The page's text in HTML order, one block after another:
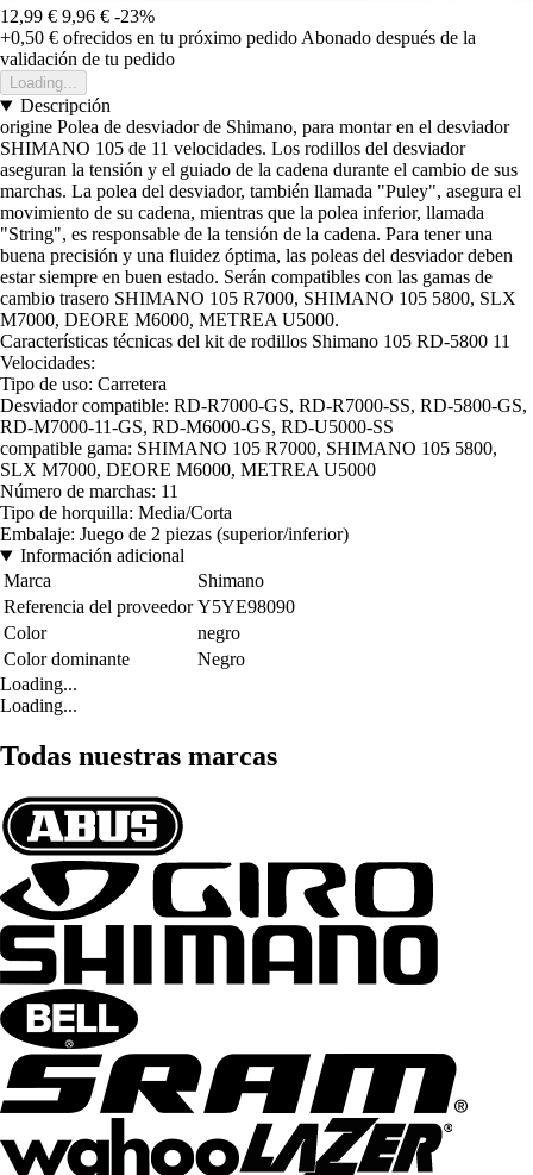
12,99 € 9,96 € -23%
+0,50 € ofrecidos en tu próximo pedido Abonado después de la
validación de tu pedido
Loading...
Descripción
origine Polea de desviador de Shimano, para montar en el desviador
SHIMANO 105 de 11 velocidades. Los rodillos del desviador
aseguran la tensión y el guiado de la cadena durante el cambio de sus
marchas. La polea del desviador, también llamada "Puley", asegura el
movimiento de su cadena, mientras que la polea inferior, llamada
"String", es responsable de la tensión de la cadena. Para tener una
buena precisión y una fluidez óptima, las poleas del desviador deben
estar siempre en buen estado. Serán compatibles con las gamas de
cambio trasero SHIMANO 105 R7000, SHIMANO 105 5800, SLX
M7000, DEORE M6000, METREA U5000.
Características técnicas del kit de rodillos Shimano 105 RD-5800 11
Velocidades:
Tipo de uso: Carretera
Desviador compatible: RD-R7000-GS, RD-R7000-SS, RD-5800-GS,
RD-M7000-11-GS, RD-M6000-GS, RD-U5000-SS
compatible gama: SHIMANO 105 R7000, SHIMANO 105 5800,
SLX M7000, DEORE M6000, METREA U5000
Número de marchas: 11
Tipo de horquilla: Media/Corta
Embalaje: Juego de 2 piezas (superior/inferior)
Información adicional
Marca
Shimano
Referencia del proveedor Y5YE98090
Color
negro
Color dominante
Negro
Loading...
Loading...
Todas nuestras marcas